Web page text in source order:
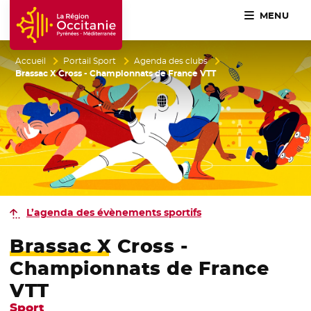
Accueil Région Occitanie / Pyrénées-Méditerranée
MENU
Accueil Portail Sport
Agenda des clubs
Brassac X Cross - Championnats de France VTT
L’agenda des évènements sportifs
Brassac X Cross -
Championnats de France
VTT
Sport